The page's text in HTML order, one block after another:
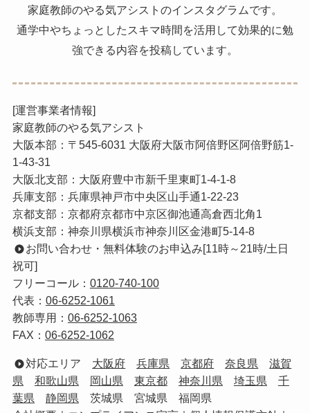
家庭教師のやる気アシストのインスタグラムです。
通学中やちょっとしたスキマ時間を活用して効果的に勉
強できる内容を投稿しています。
[運営事業者情報]
家庭教師のやる気アシスト
大阪本部：〒545-6031 大阪府大阪市阿倍野区阿倍野筋1-
1-43-31
大阪北支部：大阪府豊中市新千里東町1-4-1-8
兵庫支部：兵庫県神戸市中央区山手通1-22-23
京都支部：京都府京都市中京区御池通高倉西北角1
横浜支部：神奈川県横浜市神奈川区金港町5-14-8
お問い合わせ・無料体験のお申込み[11時～21時/土日
祝可]
フリーコール： 0120-740-100
代表： 06-6252-1061
教師専用： 06-6252-1063
FAX： 06-6252-1062
対応エリア 大阪府 兵庫県 京都府 奈良県
滋賀
県
和歌山県 岡山県 東京都 神奈川県 埼玉県
千
葉県
静岡県 茨城県 宮城県 福岡県